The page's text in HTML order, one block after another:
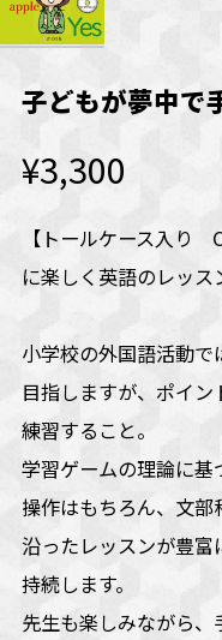
子どもが夢中で
¥3,300
【トールケース入り
に楽しく英語のレッス
小学校の外国語活動
目指しますが、ポイ
練習すること。
学習ゲームの理論に
操作はもちろん、文
沿ったレッスンが豊
持続します。
先生も楽しみながら